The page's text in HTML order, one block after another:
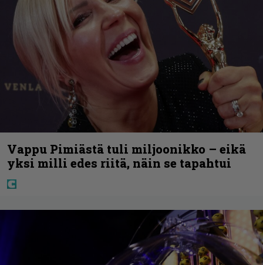
Vappu Pimiästä tuli miljoonikko – eikä
yksi milli edes riitä, näin se tapahtui